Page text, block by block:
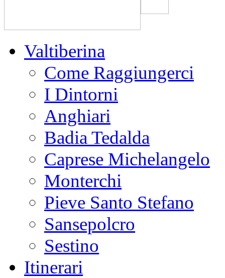
Valtiberina
Come Raggiungerci
I Dintorni
Anghiari
Badia Tedalda
Caprese Michelangelo
Monterchi
Pieve Santo Stefano
Sansepolcro
Sestino
Itinerari